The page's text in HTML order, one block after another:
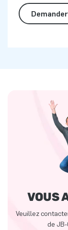
VOUS
Veuillez
de